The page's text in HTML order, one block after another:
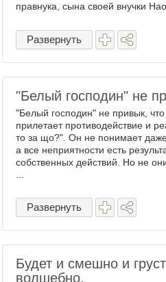
правнука, сына своей внучки
Развернуть
"Белый господин" не
"Белый господин" не привык, что
прилетает противодействие и
то за що?". Он не понимает
а все неприятности есть
собственных действий. Но не
Развернуть
Будет и смешно и
волшебно.